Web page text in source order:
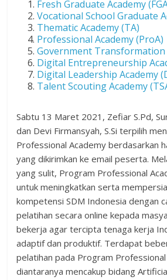
Fresh Graduate Academy
Vocational School Graduate
Thematic Academy (TA)
Professional Academy (ProA)
Government Transformation
Digital Entrepreneurship
Digital Leadership Academy
Talent Scouting Academy
Sabtu 13 Maret 2021, Zefiar S.Pd,
dan Devi Firmansyah, S.Si terpilih
Professional Academy berdasarkan
yang dikirimkan ke email peserta.
yang sulit, Program Professional
untuk meningkatkan serta
kompetensi SDM Indonesia dengan
pelatihan secara online kepada
bekerja agar tercipta tenaga kerja
adaptif dan produktif. Terdapat
pelatihan pada Program
diantaranya mencakup bidang